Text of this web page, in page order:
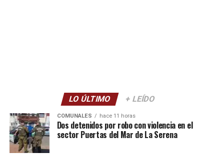
LO ÚLTIMO + LEÍDO
COMUNALES hace 11 horas
Dos detenidos por robo con violencia en el
sector Puertas del Mar de La Serena